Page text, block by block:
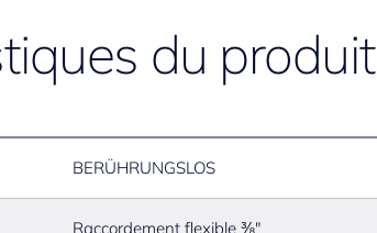
du produit
BERÜHRUNGSLOS
Raccordement flexible ⅜"